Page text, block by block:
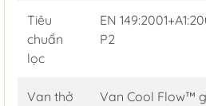
Tiêu
chuẩn
lọc
EN
P2
Van thở
Van Cool Flow™